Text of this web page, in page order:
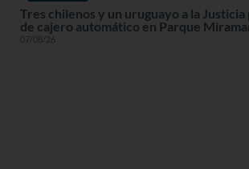
Tres chilenos y un uruguayo a la
de cajero automático en Parque
07/08/26